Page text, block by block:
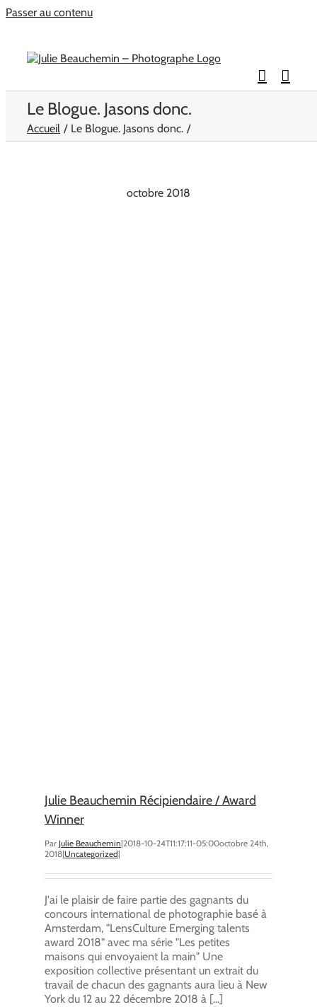
Passer au contenu
Le Blogue. Jasons donc.
Accueil Le Blogue. Jasons donc.
octobre 2018
Julie Beauchemin Récipiendaire / Award
Winner
Par Julie Beauchemin|2018-10-24T11:17:11-05:00octobre 24th,
2018|Uncategorized|
J'ai le plaisir de faire partie des gagnants du
concours international de photographie basé à
Amsterdam, "LensCulture Emerging talents
award 2018" avec ma série "Les petites
maisons qui envoyaient la main" Une
exposition collective présentant un extrait du
travail de chacun des gagnants aura lieu à New
York du 12 au 22 décembre 2018 à [...]